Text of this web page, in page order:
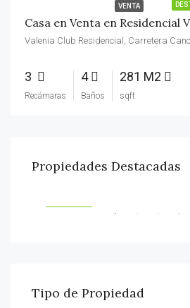
VENTA
3
Recámaras
4
Baños
281 M2
sqft
Propiedades Destacadas
$13.000.000 mxn.
Tipo de Propiedad